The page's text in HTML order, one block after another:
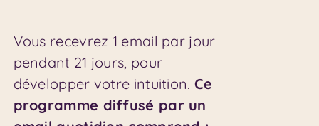
Vous recevrez 1 email par jour
pendant 21 jours, pour
développer votre intuition. Ce
programme diffusé par un